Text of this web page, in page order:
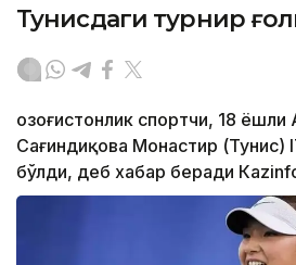
Тунисдаги турнир
Қозоғистонлик спортчи, 18
Сағиндиқова Монастир (Тунис)
бўлди, деб хабар беради